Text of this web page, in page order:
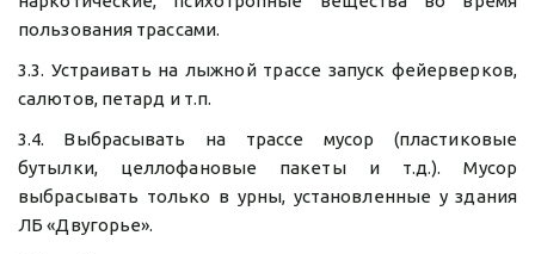
пользования трассами.
3.3. Устраивать на лыжной трассе запуск фейерверков,
салютов, петард и т.п.
3.4. Выбрасывать на трассе мусор (пластиковые
бутылки, целлофановые пакеты и т.д.). Мусор
выбрасывать только в урны, установленные у здания
ЛБ «Двугорье».